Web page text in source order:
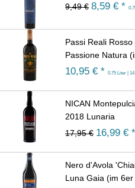
9,49 € 8,59 € *
Passi Reali
Passione Natura
10,95 € * 0.75 Liter |
NICAN
2018 Lunaria
17,95 € 16,99 € *
Nero d'Avola
Luna Gaia (im 6er